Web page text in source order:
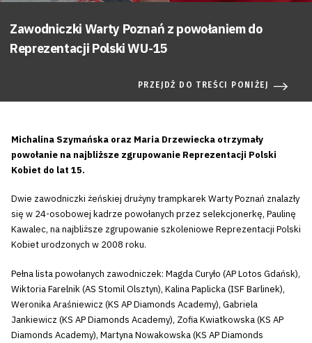
Zawodniczki Warty Poznań z powołaniem do
Reprezentacji Polski WU-15
PRZEJDŹ DO TREŚCI PONIŻEJ
Michalina Szymańska oraz Maria Drzewiecka otrzymały
powołanie na najbliższe zgrupowanie Reprezentacji Polski
Kobiet do lat 15.
Dwie zawodniczki żeńskiej drużyny trampkarek Warty Poznań znalazły
się w 24-osobowej kadrze powołanych przez selekcjonerkę, Paulinę
Kawalec, na najbliższe zgrupowanie szkoleniowe Reprezentacji Polski
Kobiet urodzonych w 2008 roku.
Pełna lista powołanych zawodniczek: Magda Curyło (AP Lotos Gdańsk),
Wiktoria Farelnik (AS Stomil Olsztyn), Kalina Paplicka (ISF Barlinek),
Weronika Araśniewicz (KS AP Diamonds Academy), Gabriela
Jankiewicz (KS AP Diamonds Academy), Zofia Kwiatkowska (KS AP
Diamonds Academy), Martyna Nowakowska (KS AP Diamonds